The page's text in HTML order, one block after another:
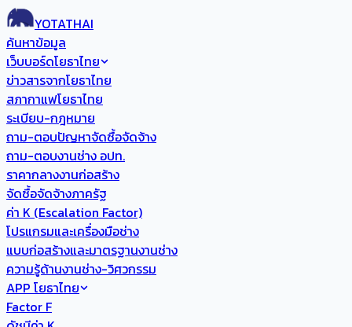
YOTATHAI
ค้นหาข้อมูล
เว็บบอร์ดโยธาไทย
ข่าวสารจากโยธาไทย
สภากาแฟโยธาไทย
ระเบียบ-กฎหมาย
ถาม-ตอบปัญหาจัดซื้อจัดจ้าง
ถาม-ตอบงานช่าง อปท.
ราคากลางงานก่อสร้าง
จัดซื้อจัดจ้างภาครัฐ
ค่า K (Escalation Factor)
โปรแกรมและเครื่องมือช่าง
แบบก่อสร้างและมาตรฐานงานช่าง
ความรู้ด้านงานช่าง-วิศวกรรม
APP โยธาไทย
Factor F